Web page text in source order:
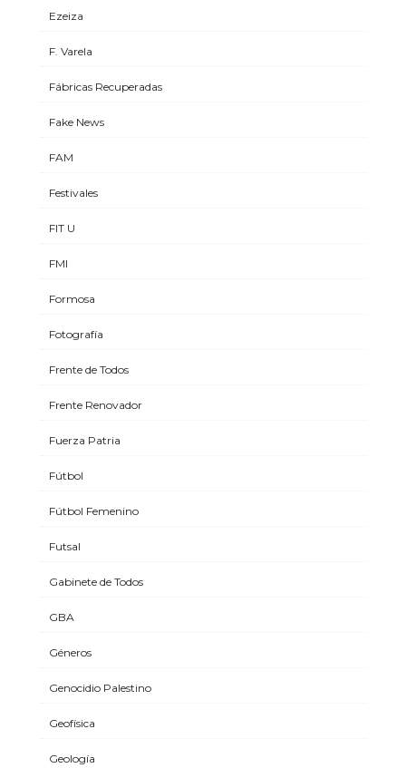
Ezeiza
F. Varela
Fábricas Recuperadas
Fake News
FAM
Festivales
FIT U
FMI
Formosa
Fotografía
Frente de Todos
Frente Renovador
Fuerza Patria
Fútbol
Fútbol Femenino
Futsal
Gabinete de Todos
GBA
Géneros
Genocidio Palestino
Geofísica
Geología